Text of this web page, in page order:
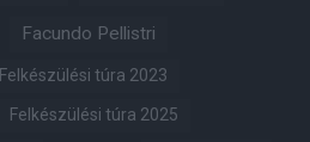
Facundo Pellistri
Felkészülési túra 2023
Felkészülési túra 2025